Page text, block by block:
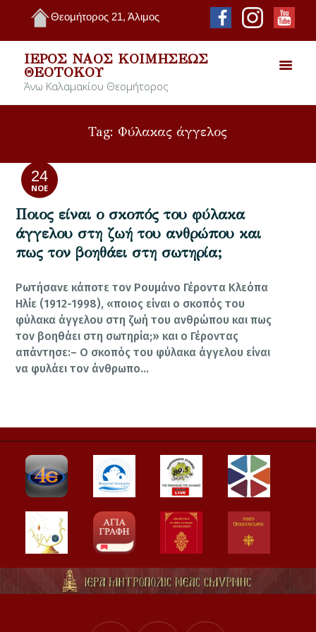
Θεομήτορος 21, Άλιμος
ΙΕΡΌΣ ΝΑΌΣ ΚΟΙΜΉΣΕΩΣ
ΘΕΟΤΌΚΟΥ
Άνω Καλαμακίου Θεομήτορος
Tag: Φύλακας άγγελος
24
ΝΟΈ
Ποιος είναι ο σκοπός του φύλακα
άγγελου στη ζωή του ανθρώπου και
πως τον βοηθάει στη σωτηρία;
Ρωτήσανε κάποτε τον Ρουμάνο Γέροντα Κλεόπα
Ηλίε (1912-1998), «ποιος είναι ο σκοπός του
φύλακα άγγελου στη ζωή του ανθρώπου και πως
τον βοηθάει στη σωτηρία;» και ο Γέροντας
απάντησε:– Ο σκοπός του φύλακα άγγελου είναι
να φυλάει τον άνθρωπο…